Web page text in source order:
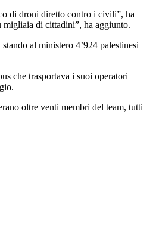
di droni diretto contro i civili”, ha
di cittadini”, ha aggiunto.
al ministero 4’924 palestinesi
che trasportava i suoi operatori
oltre venti membri del team, tutti